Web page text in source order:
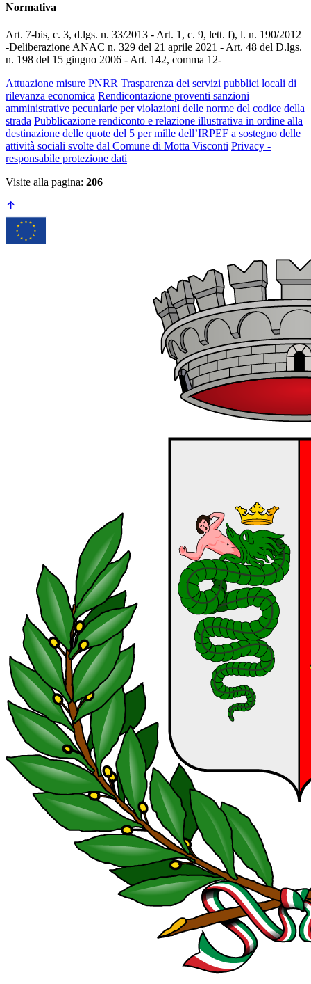
Normativa
Art. 7-bis, c. 3, d.lgs. n. 33/2013 - Art. 1, c. 9, lett. f), l. n. 190/2012
-Deliberazione ANAC n. 329 del 21 aprile 2021 - Art. 48 del D.lgs.
n. 198 del 15 giugno 2006 - Art. 142, comma 12-
Attuazione misure PNRR Trasparenza dei servizi pubblici locali di
rilevanza economica Rendicontazione proventi sanzioni
amministrative pecuniarie per violazioni delle norme del codice della
strada Pubblicazione rendiconto e relazione illustrativa in ordine alla
destinazione delle quote del 5 per mille dell’IRPEF a sostegno delle
attività sociali svolte dal Comune di Motta Visconti Privacy -
responsabile protezione dati
Visite alla pagina: 206